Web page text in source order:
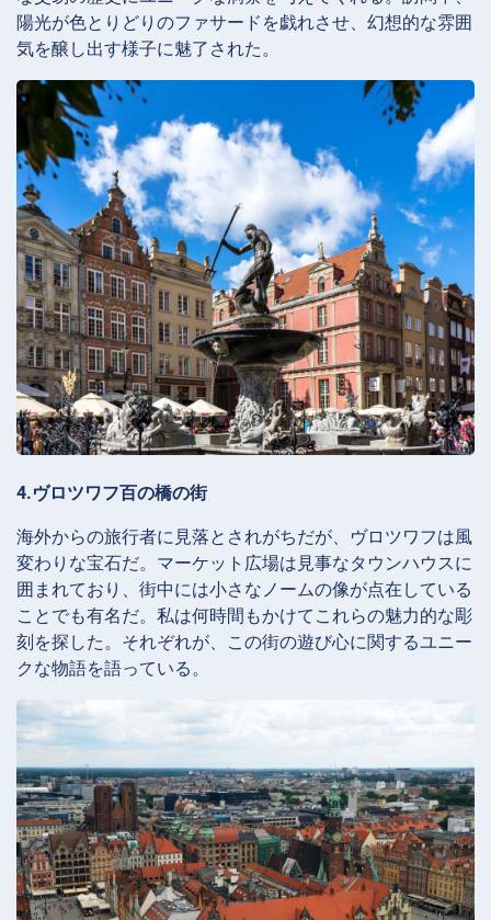
陽光が色とりどりのファサードを戯れさせ、幻想的な雰囲
気を醸し出す様子に魅了された。
4.ヴロツワフ百の橋の街
海外からの旅行者に見落とされがちだが、ヴロツワフは風
変わりな宝石だ。マーケット広場は見事なタウンハウスに
囲まれており、街中には小さなノームの像が点在している
ことでも有名だ。私は何時間もかけてこれらの魅力的な彫
刻を探した。それぞれが、この街の遊び心に関するユニー
クな物語を語っている。